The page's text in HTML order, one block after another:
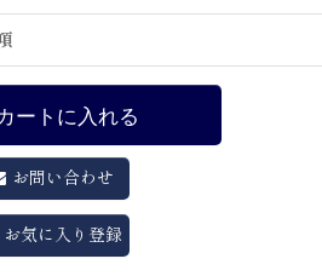
ートに入れる
お問い合わせ
お気に入り登録